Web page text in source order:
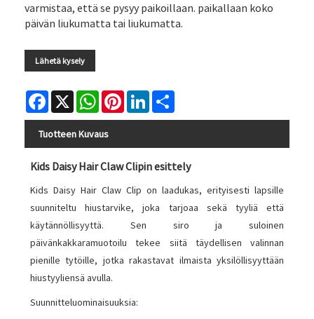
varmistaa, että se pysyy paikoillaan. paikallaan koko
päivän liukumatta tai liukumatta.
Lähetä kysely
Facebook
X WhatsAppPinterestLinkedIn
Tuotteen Kuvaus
Kids Daisy Hair Claw Clipin esittely
Kids Daisy Hair Claw Clip on laadukas, erityisesti lapsille
suunniteltu hiustarvike, joka tarjoaa sekä tyyliä että
käytännöllisyyttä. Sen siro ja suloinen
päivänkakkaramuotoilu tekee siitä täydellisen valinnan
pienille tytöille, jotka rakastavat ilmaista yksilöllisyyttään
hiustyyliensä avulla.
Suunnitteluominaisuuksia: